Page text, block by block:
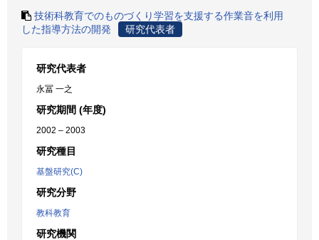
技術科教育でのものづくり学習を支援する作業音を利用
した指導方法の開発
研究代表者
研究代表者
永冨 一之
研究期間 (年度)
2002 – 2003
研究種目
基盤研究(C)
研究分野
教科教育
研究機関